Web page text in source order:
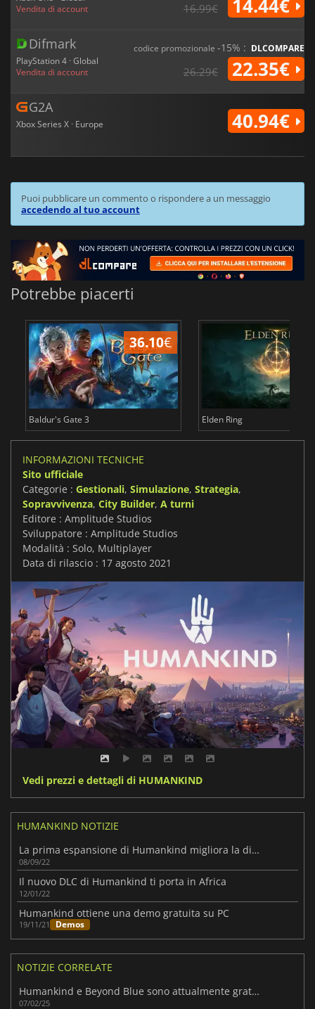
Vendita di account
16.99€ 14.44€
Difmark
PlayStation 4 · Global
Vendita di account
codice promozionale -15% : DLCOMPARE
26.29€ 22.35€
G2A
Xbox Series X · Europe 40.94€
Puoi pubblicare un commento o rispondere a un messaggio
accedendo al tuo account
Potrebbe piacerti
36.10€
Baldur's Gate 3 Elden Ring
INFORMAZIONI TECNICHE
Sito ufficiale
Categorie : Gestionali, Simulazione, Strategia,
Sopravvivenza, City Builder, A turni
Editore : Amplitude Studios
Sviluppatore : Amplitude Studios
Modalità : Solo, Multiplayer
Data di rilascio : 17 agosto 2021
Vedi prezzi e dettagli di HUMANKIND
HUMANKIND NOTIZIE
La prima espansione di Humankind migliora la diplomazia
08/09/22
Il nuovo DLC di Humankind ti porta in Africa
12/01/22
Humankind ottiene una demo gratuita su PC
19/11/21 Demos
NOTIZIE CORRELATE
Humankind e Beyond Blue sono attualmente gratuiti sull'Epic Games Store.
07/02/25